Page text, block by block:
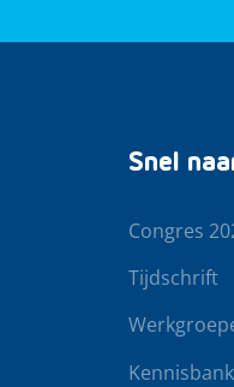
Snel
Congres
Tijdschrift
Kennisbank